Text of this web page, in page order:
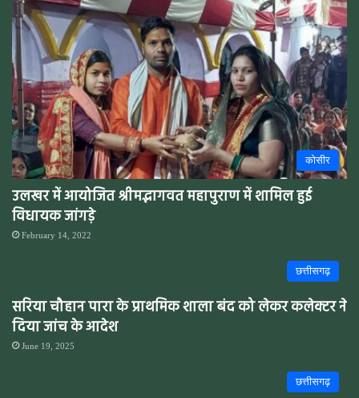
कोसीर
उलखर में आयोजित श्रीमद्भागवत महापुराण में शामिल हुई
विधायक जांगड़े
February 14, 2022
छत्तीसगढ़
सरिया चौहान पारा के प्राथमिक शाला बंद को लेकर कलेक्टर ने
दिया जांच के आदेश
June 19, 2025
छत्तीसगढ़